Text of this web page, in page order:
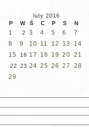
luty 2016
P
W Ś C P S N
1 2 3 4 5 6
7
8
9 10 11 12 13
14
15
16 17 18 19 20 21
22 23 24 25 26 27
28
29